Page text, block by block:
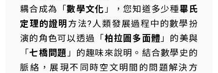
耦合成為「數學文化 」，您知道多少種畢氏
定理的證明 方法?人類發展過程中的數學扮
演的角色可以透過「 柏拉圖多面體 」的美與
「七橋問題 」的趣味來說明。結合數學史的
脈絡，展現不同時空文明間的問題解決方